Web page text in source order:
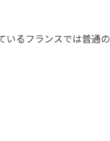
いるフランスでは普通の